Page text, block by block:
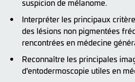
suspicion de mélanome.
Interpréter les principaux
des lésions non pigmentées
rencontrées en médecine
Reconnaître les principales
d'entodermoscopie utiles en